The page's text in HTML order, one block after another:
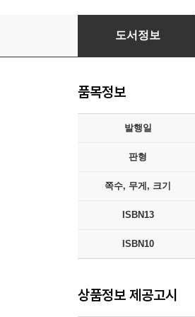
당근 유치원
도서정보
품목정보
발행일
판형
쪽수, 무게, 크기
ISBN13
ISBN10
상품정보 제공고시